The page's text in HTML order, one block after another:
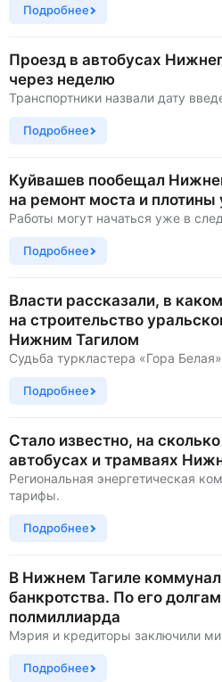
Подробнее
Проезд в автобусах
через неделю
Транспортники назвали дату
Подробнее
Куйвашев пообещал
на ремонт моста и плотины
Работы могут начаться уже в
Подробнее
Власти рассказали, в
на строительство
Нижним Тагилом
Судьба туркластера «Гора
Подробнее
Стало известно, на
автобусах и трамваях
Региональная энергетическая
тарифы.
Подробнее
В Нижнем Тагиле
банкротства. По его
полмиллиарда
Мэрия и кредиторы заключили
Подробнее